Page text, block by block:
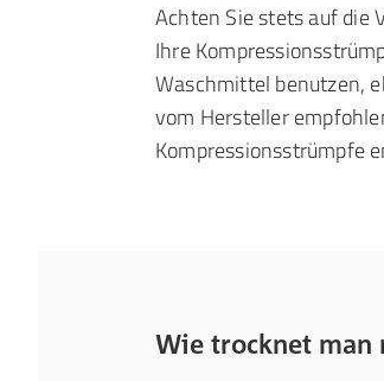
Achten Sie stets auf die
Ihre
Waschmittel benutzen,
vom Hersteller
Kompressionsstrümpfe
Wie trocknet man